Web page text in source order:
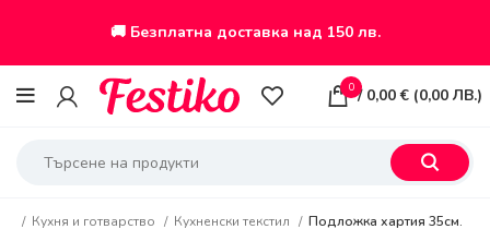
🚚 Безплатна доставка над 150 лв.
0 / 0,00€ (0,00 ЛВ.)
Кухня и готварство Кухненски текстил Подложка хартия 35см.